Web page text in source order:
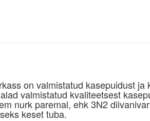
on valmistatud kasepuidust ja
valmistatud kvaliteetsest
nurk paremal, ehk 3N2
keset tuba.